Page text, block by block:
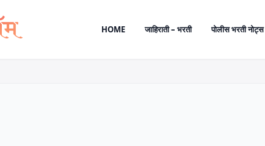
HOME जाहिराती – भरती पोलीस भरती नोट्स